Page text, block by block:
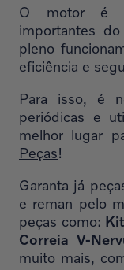
O motor é
importantes do
pleno
eficiência e
Para isso, é
periódicas e
melhor lugar
Peças!
Garanta já
e reman pelo
peças como:
Correia V-
muito mais,